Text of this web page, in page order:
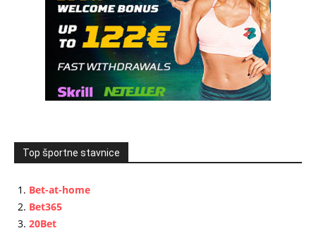
Top športne stavnice
Bet-at-home
Bet365
20Bet